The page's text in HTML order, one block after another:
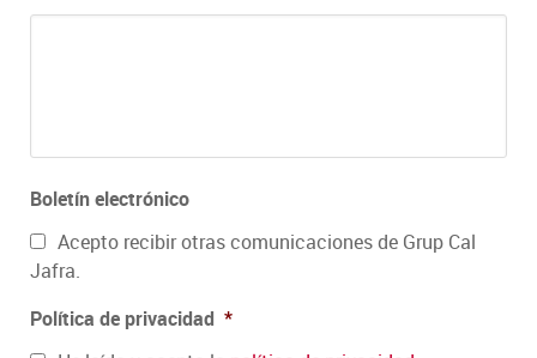
Boletín electrónico
Acepto recibir otras comunicaciones de Grup Cal
Jafra.
Política de privacidad *